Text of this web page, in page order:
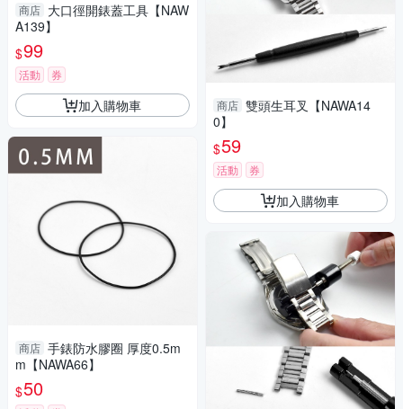
商店 大口徑開錶蓋工具【NAW
A139】
$99
活動 券
加入購物車
商店 手錶防水膠圈 厚度0.5m
m【NAWA66】
$50
商店 雙頭生耳叉【NAWA14
0】
$59
活動 券
加入購物車